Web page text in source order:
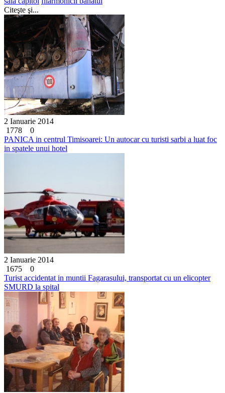
Citeşte şi...
2 Ianuarie 2014
1778
0
PANICA in centrul Timisoarei: Un autocar cu turisti sarbi a luat foc
in spatele unui hotel
2 Ianuarie 2014
1675
0
Turist accidentat in muntii Fagarasului, transportat cu un elicopter
SMURD la spital